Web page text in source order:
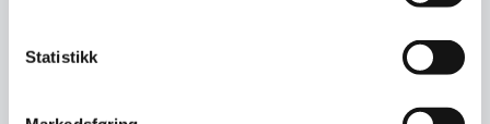
Statistikk